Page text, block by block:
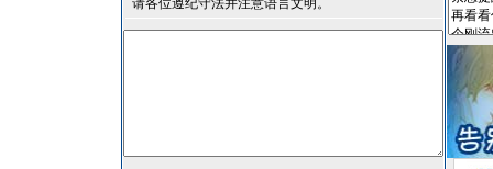
请各位遵纪守法并注意语言文明。